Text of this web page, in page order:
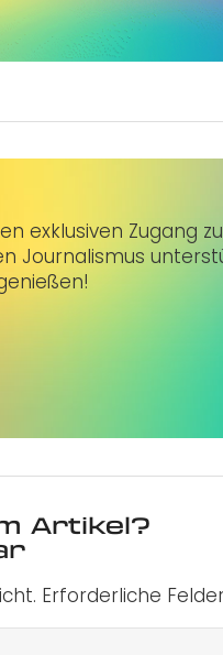
exklusiven Zugang
Journalismus
Artikel?
Erforderliche